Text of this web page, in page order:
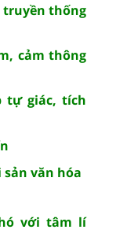
truyền thống
cảm thông
tự giác, tích
sản văn hóa
với tâm lí